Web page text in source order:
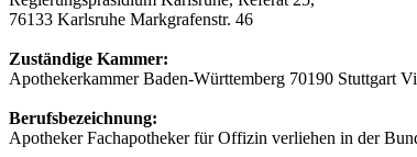
76133 Karlsruhe Markgrafenstr. 46
Zuständige Kammer:
Apothekerkammer Baden-Württemberg 70190 Stuttgart
Berufsbezeichnung:
Apotheker Fachapotheker für Offizin verliehen in der